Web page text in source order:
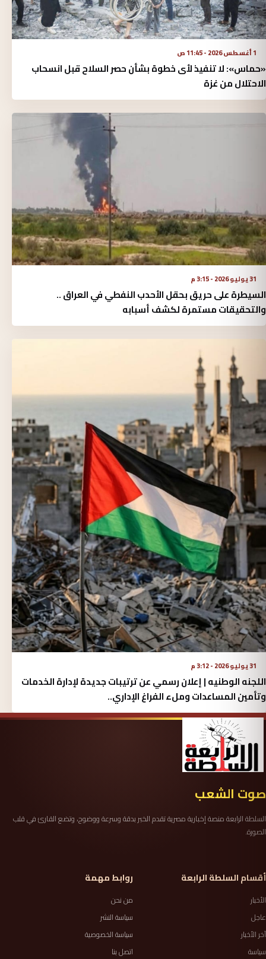
1 أغسطس 2026 - 11:45 ص
«حماس»: لا تنفيذ لأى خطوة بشأن حصر السلاح قبل انسحاب
الاحتلال من غزة
31 يوليو 2026 - 3:15 م
السيطرة على حريق بحقل الأحدب النفطي في العراق ..
والتحقيقات مستمرة لكشف أسبابه
31 يوليو 2026 - 3:12 م
اللجنه الوطنيه | إعلان رسمي عن ترتيبات جديدة لإدارة الخدمات
وتأمين المساعدات وملء الفراغ الإداري..
صوت الشعب
السلطة الرابعة منصة إخبارية مصرية تقدم الخبر بدقة وسرعة ووضوح، وتضع القارئ في قلب
الصورة.
أقسام السلطة الرابعة
الأخبار
عاجل
آخر الأخبار
سياسة
روابط مهمة
من نحن
سياسة النشر
سياسة الخصوصية
اتصل بنا